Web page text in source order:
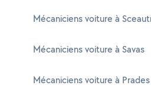
Mécaniciens voiture à
Mécaniciens voiture à Savas
Mécaniciens voiture à Prades